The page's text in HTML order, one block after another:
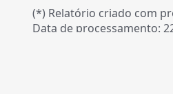
(*) Relatório criado com
Data de processamento: